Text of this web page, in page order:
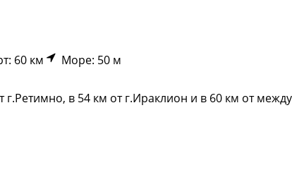
60 км Море: 50 м
в 54 км от г.Ираклион и в 60 км от